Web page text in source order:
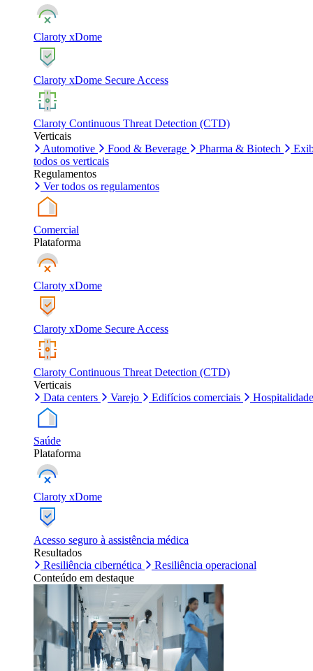
Claroty xDome
Claroty xDome Secure Access
Claroty Continuous Threat Detection (CTD)
Verticais
Automotive
Food & Beverage Pharma & Biotech
todos os verticais
Regulamentos
Ver todos os regulamentos
Comercial
Plataforma
Claroty xDome
Claroty xDome Secure Access
Claroty Continuous Threat Detection (CTD)
Verticais
Data centers
Varejo Edifícios comerciais Hospitalidade
Saúde
Plataforma
Claroty xDome
Acesso seguro à assistência médica
Resultados
Resiliência cibernética
Resiliência operacional
Conteúdo em destaque